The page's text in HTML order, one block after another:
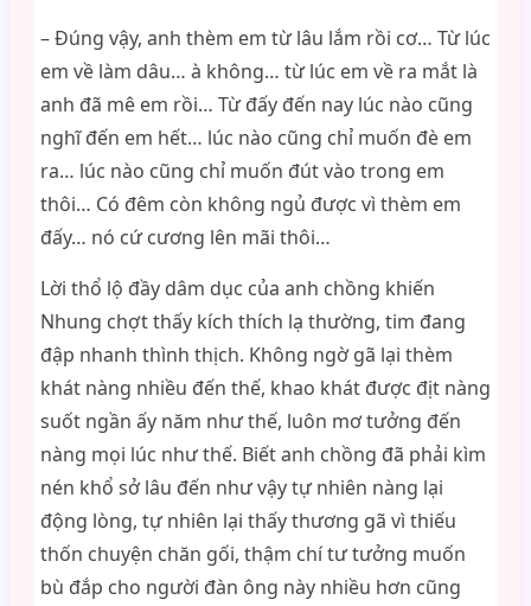
– Đúng vậy, anh thèm em từ lâu lắm rồi cơ… Từ lúc
em về làm dâu… à không… từ lúc em về ra mắt là
anh đã mê em rồi… Từ đấy đến nay lúc nào cũng
nghĩ đến em hết… lúc nào cũng chỉ muốn đè em
ra… lúc nào cũng chỉ muốn đút vào trong em
thôi… Có đêm còn không ngủ được vì thèm em
đấy… nó cứ cương lên mãi thôi…
Lời thổ lộ đầy dâm dục của anh chồng khiến
Nhung chợt thấy kích thích lạ thường, tim đang
đập nhanh thình thịch. Không ngờ gã lại thèm
khát nàng nhiều đến thế, khao khát được địt nàng
suốt ngần ấy năm như thế, luôn mơ tưởng đến
nàng mọi lúc như thế. Biết anh chồng đã phải kìm
nén khổ sở lâu đến như vậy tự nhiên nàng lại
động lòng, tự nhiên lại thấy thương gã vì thiếu
thốn chuyện chăn gối, thậm chí tư tưởng muốn
bù đắp cho người đàn ông này nhiều hơn cũng